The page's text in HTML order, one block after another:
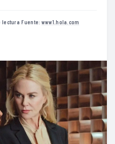
lectura·Fuente: www1.hola.com